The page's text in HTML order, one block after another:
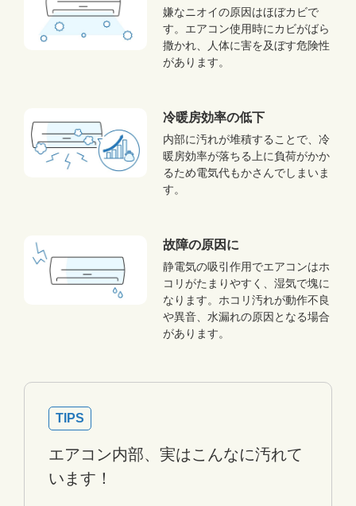
嫌なニオイの原因はほぼカビで
す。エアコン使用時にカビがばら
撒かれ、人体に害を及ぼす危険性
があります。
冷暖房効率の低下
内部に汚れが堆積することで、冷
暖房効率が落ちる上に負荷がかか
るため電気代もかさんでしまいま
す。
故障の原因に
静電気の吸引作用でエアコンはホ
コリがたまりやすく、湿気で塊に
なります。ホコリ汚れが動作不良
や異音、水漏れの原因となる場合
があります。
TIPS
エアコン内部、実はこんなに汚れて
います！